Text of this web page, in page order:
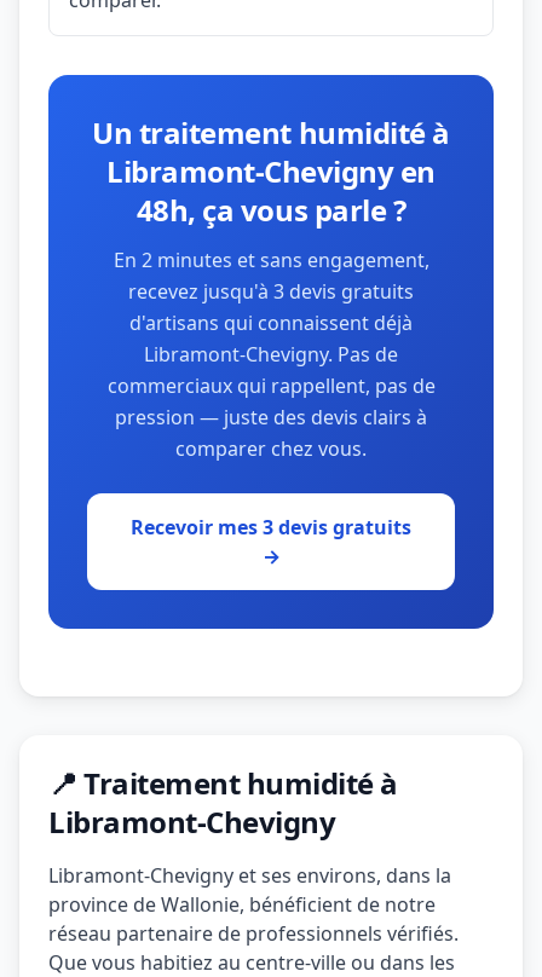
Un traitement humidité à
Libramont-Chevigny en
48h, ça vous parle ?
En 2 minutes et sans engagement,
recevez jusqu'à 3 devis gratuits
d'artisans qui connaissent déjà
Libramont-Chevigny. Pas de
commerciaux qui rappellent, pas de
pression — juste des devis clairs à
comparer chez vous.
Recevoir mes 3 devis gratuits
→
📍 Traitement humidité à
Libramont-Chevigny
Libramont-Chevigny et ses environs, dans la
province de Wallonie, bénéficient de notre
réseau partenaire de professionnels vérifiés.
Que vous habitiez au centre-ville ou dans les